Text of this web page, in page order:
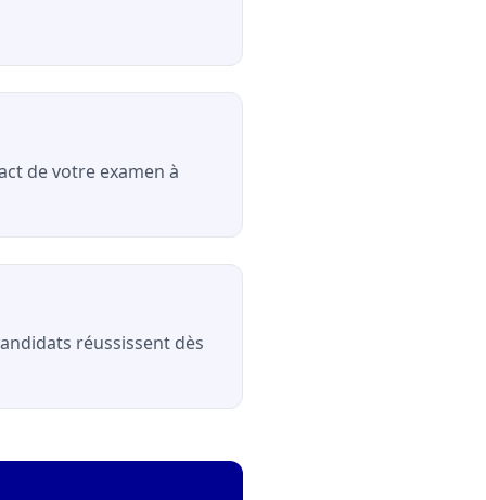
de votre examen à
réussissent dès